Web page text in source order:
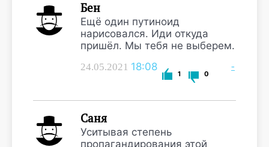
Бен
Ещё один путиноид
нарисовался. Иди откуда
пришёл. Мы тебя не выберем.
24.05.2021 18:08
1 0
-
Саня
Уситывая степень
пропагандирования этой